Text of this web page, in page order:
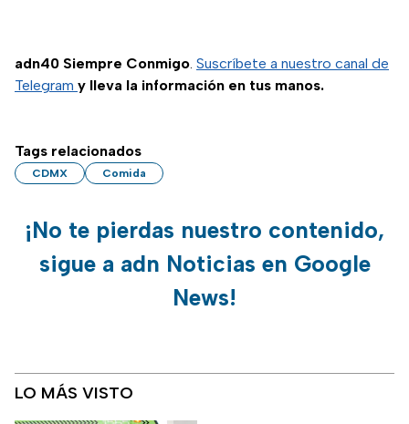
adn40 Siempre Conmigo. Suscríbete a nuestro canal de
Telegram y lleva la información en tus manos.
Tags relacionados
CDMX Comida
¡No te pierdas nuestro contenido,
sigue a adn Noticias en Google
News!
LO MÁS VISTO